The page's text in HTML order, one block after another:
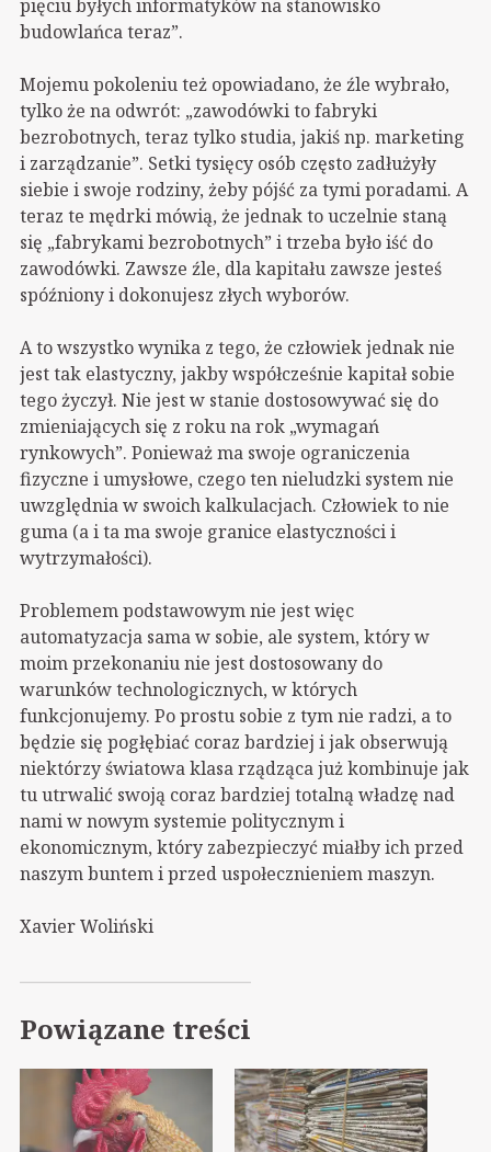
budowlańca teraz”.
Mojemu pokoleniu też opowiadano, że źle wybrało,
tylko że na odwrót: „zawodówki to fabryki
bezrobotnych, teraz tylko studia, jakiś np. marketing
i zarządzanie”. Setki tysięcy osób często zadłużyły
siebie i swoje rodziny, żeby pójść za tymi poradami. A
teraz te mędrki mówią, że jednak to uczelnie staną
się „fabrykami bezrobotnych” i trzeba było iść do
zawodówki. Zawsze źle, dla kapitału zawsze jesteś
spóźniony i dokonujesz złych wyborów.
A to wszystko wynika z tego, że człowiek jednak nie
jest tak elastyczny, jakby współcześnie kapitał sobie
tego życzył. Nie jest w stanie dostosowywać się do
zmieniających się z roku na rok „wymagań
rynkowych”. Ponieważ ma swoje ograniczenia
fizyczne i umysłowe, czego ten nieludzki system nie
uwzględnia w swoich kalkulacjach. Człowiek to nie
guma (a i ta ma swoje granice elastyczności i
wytrzymałości).
Problemem podstawowym nie jest więc
automatyzacja sama w sobie, ale system, który w
moim przekonaniu nie jest dostosowany do
warunków technologicznych, w których
funkcjonujemy. Po prostu sobie z tym nie radzi, a to
będzie się pogłębiać coraz bardziej i jak obserwują
niektórzy światowa klasa rządząca już kombinuje jak
tu utrwalić swoją coraz bardziej totalną władzę nad
nami w nowym systemie politycznym i
ekonomicznym, który zabezpieczyć miałby ich przed
naszym buntem i przed uspołecznieniem maszyn.
Xavier Woliński
Powiązane treści